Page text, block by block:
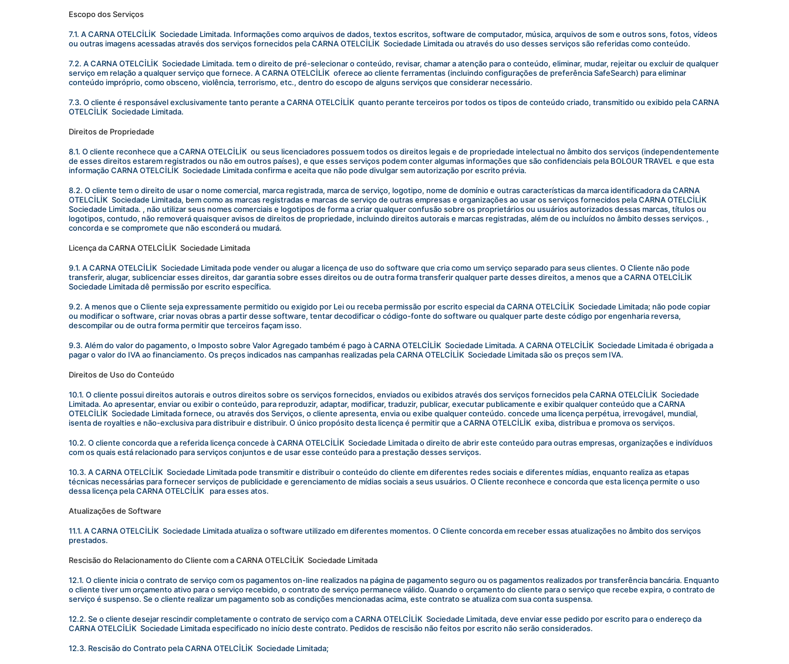
Escopo dos Serviços
7.1. A CARNA OTELCİLİK  Sociedade Limitada. Informações como arquivos de dados, textos escritos, software de computador, música, arquivos de som e outros sons, fotos, vídeos
ou outras imagens acessadas através dos serviços fornecidos pela CARNA OTELCİLİK  Sociedade Limitada ou através do uso desses serviços são referidas como conteúdo.
7.2. A CARNA OTELCİLİK  Sociedade Limitada. tem o direito de pré-selecionar o conteúdo, revisar, chamar a atenção para o conteúdo, eliminar, mudar, rejeitar ou excluir de qualquer
serviço em relação a qualquer serviço que fornece. A CARNA OTELCİLİK  oferece ao cliente ferramentas (incluindo configurações de preferência SafeSearch) para eliminar
conteúdo impróprio, como obsceno, violência, terrorismo, etc., dentro do escopo de alguns serviços que considerar necessário.
7.3. O cliente é responsável exclusivamente tanto perante a CARNA OTELCİLİK  quanto perante terceiros por todos os tipos de conteúdo criado, transmitido ou exibido pela CARNA
OTELCİLİK  Sociedade Limitada.
Direitos de Propriedade
8.1. O cliente reconhece que a CARNA OTELCİLİK  ou seus licenciadores possuem todos os direitos legais e de propriedade intelectual no âmbito dos serviços (independentemente
de esses direitos estarem registrados ou não em outros países), e que esses serviços podem conter algumas informações que são confidenciais pela BOLOUR TRAVEL  e que esta
informação CARNA OTELCİLİK  Sociedade Limitada confirma e aceita que não pode divulgar sem autorização por escrito prévia.
8.2. O cliente tem o direito de usar o nome comercial, marca registrada, marca de serviço, logotipo, nome de domínio e outras características da marca identificadora da CARNA
OTELCİLİK  Sociedade Limitada, bem como as marcas registradas e marcas de serviço de outras empresas e organizações ao usar os serviços fornecidos pela CARNA OTELCİLİK
Sociedade Limitada. , não utilizar seus nomes comerciais e logotipos de forma a criar qualquer confusão sobre os proprietários ou usuários autorizados dessas marcas, títulos ou
logotipos, contudo, não removerá quaisquer avisos de direitos de propriedade, incluindo direitos autorais e marcas registradas, além de ou incluídos no âmbito desses serviços. ,
concorda e se compromete que não esconderá ou mudará.
Licença da CARNA OTELCİLİK  Sociedade Limitada
9.1. A CARNA OTELCİLİK  Sociedade Limitada pode vender ou alugar a licença de uso do software que cria como um serviço separado para seus clientes. O Cliente não pode
transferir, alugar, sublicenciar esses direitos, dar garantia sobre esses direitos ou de outra forma transferir qualquer parte desses direitos, a menos que a CARNA OTELCİLİK
Sociedade Limitada dê permissão por escrito específica.
9.2. A menos que o Cliente seja expressamente permitido ou exigido por Lei ou receba permissão por escrito especial da CARNA OTELCİLİK  Sociedade Limitada; não pode copiar
ou modificar o software, criar novas obras a partir desse software, tentar decodificar o código-fonte do software ou qualquer parte deste código por engenharia reversa,
descompilar ou de outra forma permitir que terceiros façam isso.
9.3. Além do valor do pagamento, o Imposto sobre Valor Agregado também é pago à CARNA OTELCİLİK  Sociedade Limitada. A CARNA OTELCİLİK  Sociedade Limitada é obrigada a
pagar o valor do IVA ao financiamento. Os preços indicados nas campanhas realizadas pela CARNA OTELCİLİK  Sociedade Limitada são os preços sem IVA.
Direitos de Uso do Conteúdo
10.1. O cliente possui direitos autorais e outros direitos sobre os serviços fornecidos, enviados ou exibidos através dos serviços fornecidos pela CARNA OTELCİLİK  Sociedade
Limitada. Ao apresentar, enviar ou exibir o conteúdo, para reproduzir, adaptar, modificar, traduzir, publicar, executar publicamente e exibir qualquer conteúdo que a CARNA
OTELCİLİK  Sociedade Limitada fornece, ou através dos Serviços, o cliente apresenta, envia ou exibe qualquer conteúdo. concede uma licença perpétua, irrevogável, mundial,
isenta de royalties e não-exclusiva para distribuir e distribuir. O único propósito desta licença é permitir que a CARNA OTELCİLİK  exiba, distribua e promova os serviços.
10.2. O cliente concorda que a referida licença concede à CARNA OTELCİLİK  Sociedade Limitada o direito de abrir este conteúdo para outras empresas, organizações e indivíduos
com os quais está relacionado para serviços conjuntos e de usar esse conteúdo para a prestação desses serviços.
10.3. A CARNA OTELCİLİK  Sociedade Limitada pode transmitir e distribuir o conteúdo do cliente em diferentes redes sociais e diferentes mídias, enquanto realiza as etapas
técnicas necessárias para fornecer serviços de publicidade e gerenciamento de mídias sociais a seus usuários. O Cliente reconhece e concorda que esta licença permite o uso
dessa licença pela CARNA OTELCİLİK   para esses atos.
Atualizações de Software
11.1. A CARNA OTELCİLİK  Sociedade Limitada atualiza o software utilizado em diferentes momentos. O Cliente concorda em receber essas atualizações no âmbito dos serviços
prestados.
Rescisão do Relacionamento do Cliente com a CARNA OTELCİLİK  Sociedade Limitada
12.1. O cliente inicia o contrato de serviço com os pagamentos on-line realizados na página de pagamento seguro ou os pagamentos realizados por transferência bancária. Enquanto
o cliente tiver um orçamento ativo para o serviço recebido, o contrato de serviço permanece válido. Quando o orçamento do cliente para o serviço que recebe expira, o contrato de
serviço é suspenso. Se o cliente realizar um pagamento sob as condições mencionadas acima, este contrato se atualiza com sua conta suspensa.
12.2. Se o cliente desejar rescindir completamente o contrato de serviço com a CARNA OTELCİLİK  Sociedade Limitada, deve enviar esse pedido por escrito para o endereço da
CARNA OTELCİLİK  Sociedade Limitada especificado no início deste contrato. Pedidos de rescisão não feitos por escrito não serão considerados.
12.3. Rescisão do Contrato pela CARNA OTELCİLİK  Sociedade Limitada;